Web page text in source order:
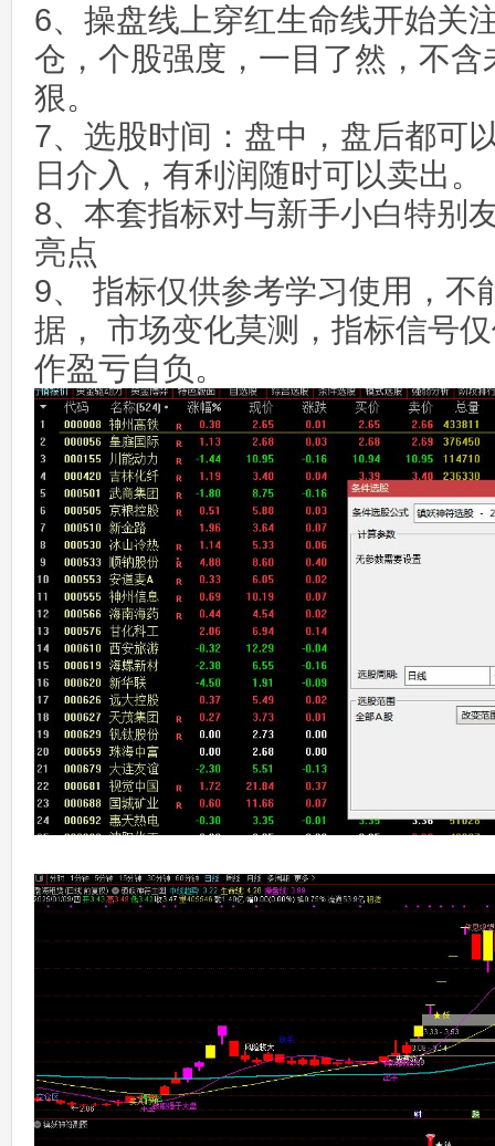
6、操盘线上穿红生命线开始关
仓，个股强度，一目了然，不
狠。
7、选股时间：盘中，盘后都可
日介入，有利润随时可以卖出。
8、本套指标对与新手小白特别
亮点
9、 指标仅供参考学习使用，不
据， 市场变化莫测，指标信号
作盈亏自负。